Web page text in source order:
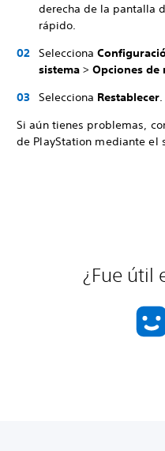
derecha de la pantalla
rápido.
Selecciona
sistema > Opciones de
Selecciona Restablecer.
Si aún tienes problemas,
de PlayStation mediante el
¿Fue útil